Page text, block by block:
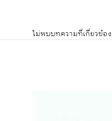
ไม่พบบทความที่เกี่ยวข้อง